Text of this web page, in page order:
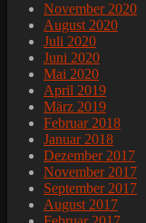
November 2020
August 2020
Juli 2020
Juni 2020
Mai 2020
April 2019
März 2019
Februar 2018
Januar 2018
Dezember 2017
November 2017
September 2017
August 2017